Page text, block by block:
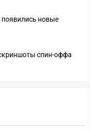
появились новые
спин-оффа